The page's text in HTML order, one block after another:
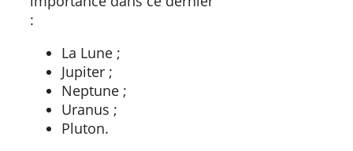
:
La Lune ;
Jupiter ;
Neptune ;
Uranus ;
Pluton.